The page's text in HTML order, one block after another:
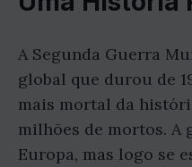
A Segunda Guerra
global que durou de
mais mortal da
milhões de mortos. A
Europa, mas logo se